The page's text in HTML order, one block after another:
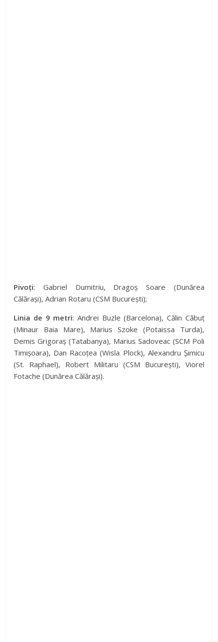
Pivoți: Gabriel Dumitriu, Dragoș Soare (Dunărea
Călărași), Adrian Rotaru (CSM București);
Linia de 9 metri: Andrei Buzle (Barcelona), Călin Căbuț
(Minaur Baia Mare), Marius Szoke (Potaissa Turda),
Demis Grigoraș (Tatabanya), Marius Sadoveac (SCM Poli
Timișoara), Dan Racoțea (Wisla Plock), Alexandru Șimicu
(St. Raphael), Robert Militaru (CSM București), Viorel
Fotache (Dunărea Călărași).